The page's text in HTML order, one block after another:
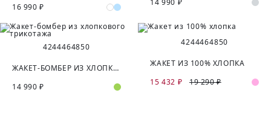
16 990 ₽
4244464850
ЖАКЕТ-БОМБЕР ИЗ ХЛОПКОВОГО ТРИКОТАЖА
14 990 ₽
4244464850
ЖАКЕТ ИЗ 100% ХЛОПКА
15 432 ₽
19 290 ₽